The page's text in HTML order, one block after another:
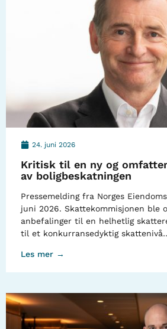
24. juni 2026
Kritisk til en ny og
av boligbeskatningen
Pressemelding fra Norges
juni 2026. Skattekommisjonen ble
anbefalinger til en helhetlig
til et konkurransedyktig
Les mer →